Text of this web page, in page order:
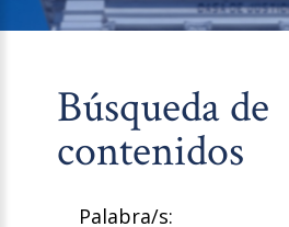
Búsqueda de
contenidos
Palabra/s: